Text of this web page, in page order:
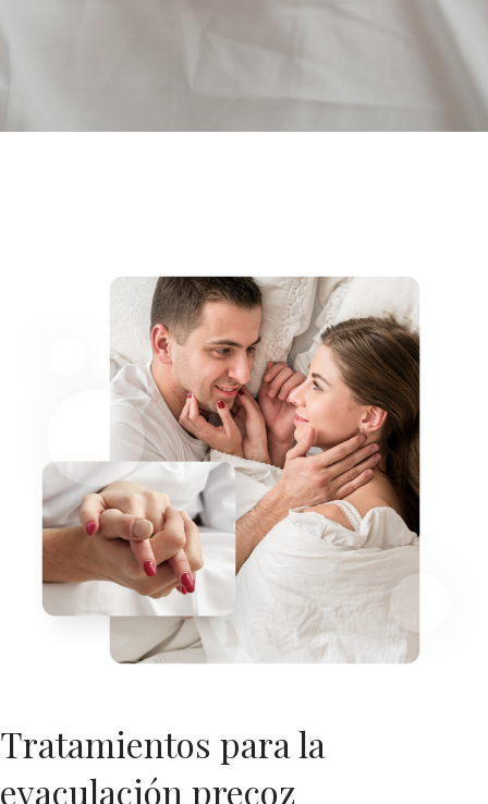
Tratamientos para la
eyaculación precoz